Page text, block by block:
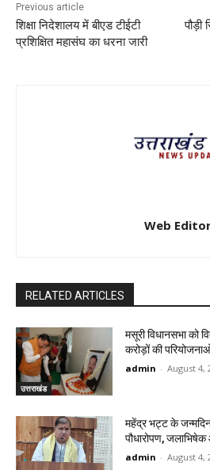
Previous article
शिक्षा निदेशालय में बीएड टीईटी
प्रशिक्षित महासंघ का धरना जारी
पौड़ी
Web
RELATED ARTICLES
उत्तराखंड
मसूरी विधानसभा को
करोड़ों की
admin - August 4,
महेंद्र भट्ट के जन्मदिन
पौधारोपण, जलाभिषेक
admin - August 4,